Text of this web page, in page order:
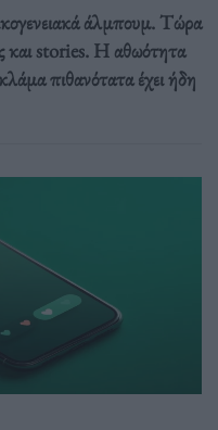
άλμπουμ. Τώρα
και stories. Η αθωότητα
πιθανότατα έχει ήδη